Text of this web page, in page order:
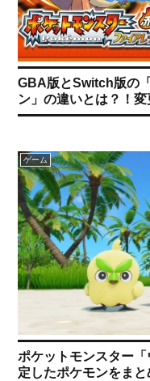
GBA版とSwitch版の
ン」の違いとは？！
ゲーム
ポケットモンスター
定したポケモンをまと